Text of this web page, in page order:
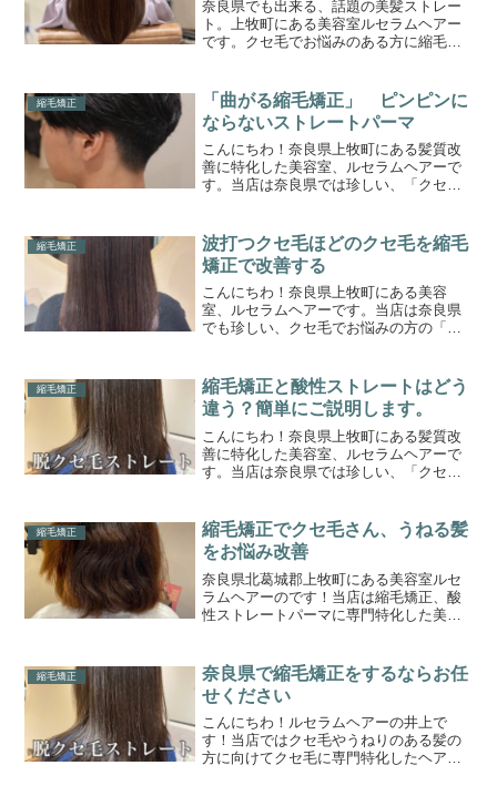
奈良県でも出来る、話題の美髪ストレー
ト。上牧町にある美容室ルセラムヘアー
です。クセ毛でお悩みのある方に縮毛矯
るのか？そういったお悩みにマンツーマ
ンで解決致します
縮毛矯正
「曲がる縮毛矯正」 ピンピンに
ならないストレートパーマ
こんにちわ！奈良県上牧町にある髪質改
善に特化した美容室、ルセラムヘアーで
す。当店は奈良県では珍しい、「クセ毛
もお役立ちできれば嬉しく思います。今
回のブログはストレートパ...
縮毛矯正
波打つクセ毛ほどのクセ毛を縮毛
矯正で改善する
こんにちわ！奈良県上牧町にある美容
室、ルセラムヘアーです。当店は奈良県
でも珍しい、クセ毛でお悩みの方の「ク
お役立ちできれば嬉しく思います。さ
て、それでは本日のブログ内容...
縮毛矯正
縮毛矯正と酸性ストレートはどう
違う？簡単にご説明します。
こんにちわ！奈良県上牧町にある髪質改
善に特化した美容室、ルセラムヘアーで
す。当店は奈良県では珍しい、「クセ毛
もお役立ちできれば嬉しく思います。ひ
とりひとりに合わせた、オ...
縮毛矯正
縮毛矯正でクセ毛さん、うねる髪
をお悩み改善
奈良県北葛城郡上牧町にある美容室ルセ
ラムヘアーのです！当店は縮毛矯正、酸
性ストレートパーマに専門特化した美容
放します！縮毛矯正や酸性ストレートパ
ーマは毎日のお手入れを簡単に、楽にし
てくれて時短になります。
縮毛矯正
奈良県で縮毛矯正をするならお任
せください
こんにちわ！ルセラムヘアーの井上で
す！当店ではクセ毛やうねりのある髪の
方に向けてクセ毛に専門特化したヘアサ